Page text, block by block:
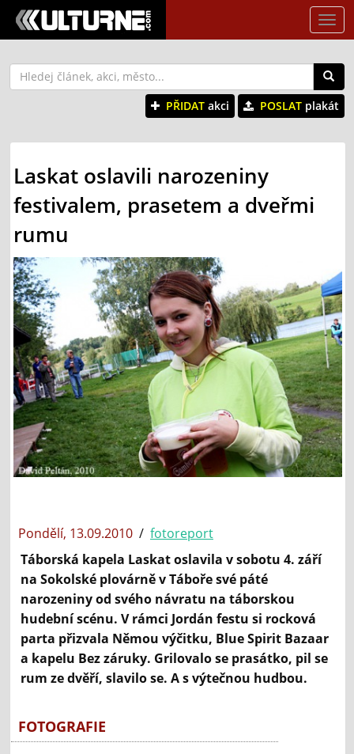
PŘIDAT akci POSLAT plakát
Laskat oslavili narozeniny
festivalem, prasetem a dveřmi
rumu
Pondělí, 13.09.2010 / fotoreport
Táborská kapela Laskat oslavila v sobotu 4. září
na Sokolské plovárně v Táboře své páté
narozeniny od svého návratu na táborskou
hudební scénu. V rámci Jordán festu si rocková
parta přizvala Němou výčitku, Blue Spirit Bazaar
a kapelu Bez záruky. Grilovalo se prasátko, pil se
rum ze dvěří, slavilo se. A s výtečnou hudbou.
FOTOGRAFIE